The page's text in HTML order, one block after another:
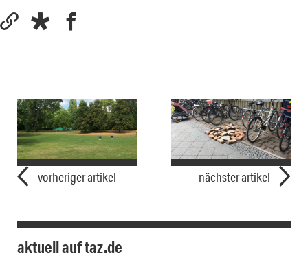
vorheriger artikel nächster artikel
aktuell auf taz.de